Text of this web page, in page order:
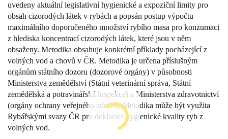
uvedeny aktuální legislativní hygienické a expoziční limity pro
obsah cizorodých látek v rybách a popsán postup výpočtu
maximálního doporučeného množství rybího masa pro konzumaci
z hlediska koncentrací cizorodých látek, které jsou v něm
obsaženy. Metodika obsahuje konkrétní příklady pocházející z
volných vod a chovů v ČR. Metodika je určena příslušným
orgánům státního dozoru (dozorové orgány) v působnosti
Ministerstva zemědělství (Státní veterinární správa, Státní
zemědělská a potravinářská inspekce) a Ministerstva zdravotnictví
(orgány ochrany veřejného zdraví). Metodika může být využita
Rybářskými svazy ČR pro deklaraci hygienické kvality ryb z
volných vod.